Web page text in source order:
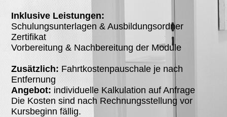
Inklusive Leistungen:
Schulungsunterlagen & Ausbildungsordner
Zertifikat
Vorbereitung & Nachbereitung der Module
Zusätzlich: Fahrtkostenpauschale je nach
Entfernung
Angebot: individuelle Kalkulation auf Anfrage
Die Kosten sind nach Rechnungsstellung vor
Kursbeginn fällig.